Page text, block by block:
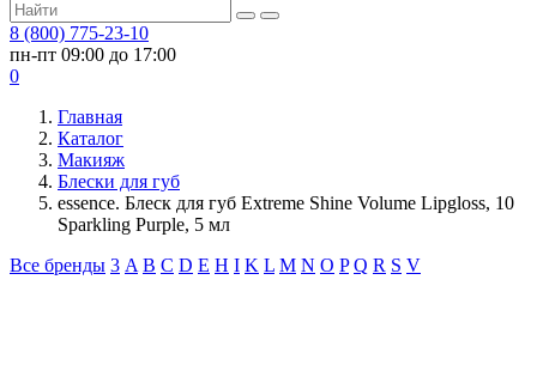
8 (800) 775-23-10
пн-пт 09:00 до 17:00
0
Главная
Каталог
Макияж
Блески для губ
essence. Блеск для губ Extreme Shine Volume Lipgloss, 10
Sparkling Purple, 5 мл
Все бренды 3 A B C D E H I K L M N O P Q R S V